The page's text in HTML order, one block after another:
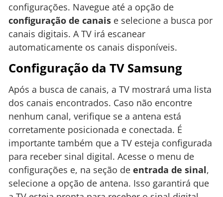
configurações. Navegue até a opção de
configuração de canais e selecione a busca por
canais digitais. A TV irá escanear
automaticamente os canais disponíveis.
Configuração da TV Samsung
Após a busca de canais, a TV mostrará uma lista
dos canais encontrados. Caso não encontre
nenhum canal, verifique se a antena está
corretamente posicionada e conectada. É
importante também que a TV esteja configurada
para receber sinal digital. Acesse o menu de
configurações e, na seção de entrada de sinal,
selecione a opção de antena. Isso garantirá que